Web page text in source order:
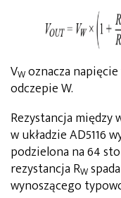
VWoznacza
odczepie W.
Rezystancja między
w układzie AD5116
podzielona na 64
rezystancja RW
wynoszącego